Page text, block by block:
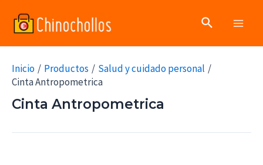
Buscar
Inicio Productos
Salud y cuidado personal
Cinta Antropometrica
Cinta Antropometrica